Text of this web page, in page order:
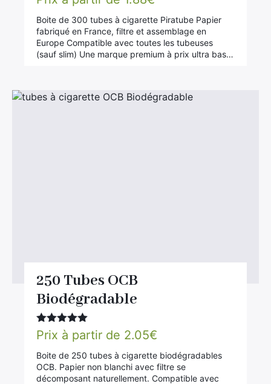
sur 5
Boite de 300 tubes à cigarette Piratube Papier
fabriqué en France, filtre et assemblage en
Europe Compatible avec toutes les tubeuses
(sauf slim) Une marque premium à prix ultra bas…
250 Tubes OCB
Biodégradable
Note 5.00
sur 5
Prix à partir de 2.05€
Boite de 250 tubes à cigarette biodégradables
OCB. Papier non blanchi avec filtre se
décomposant naturellement. Compatible avec